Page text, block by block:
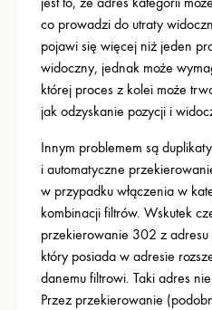
co prowadzi do utraty
pojawi się więcej niż jeden
widoczny, jednak może
której proces z kolei może
jak odzyskanie pozycji i
Innym problemem są
i automatyczne
w przypadku włączenia w
kombinacji filtrów. Wskutek
przekierowanie 302 z
który posiada w adresie
danemu filtrowi. Taki adres
Przez przekierowanie